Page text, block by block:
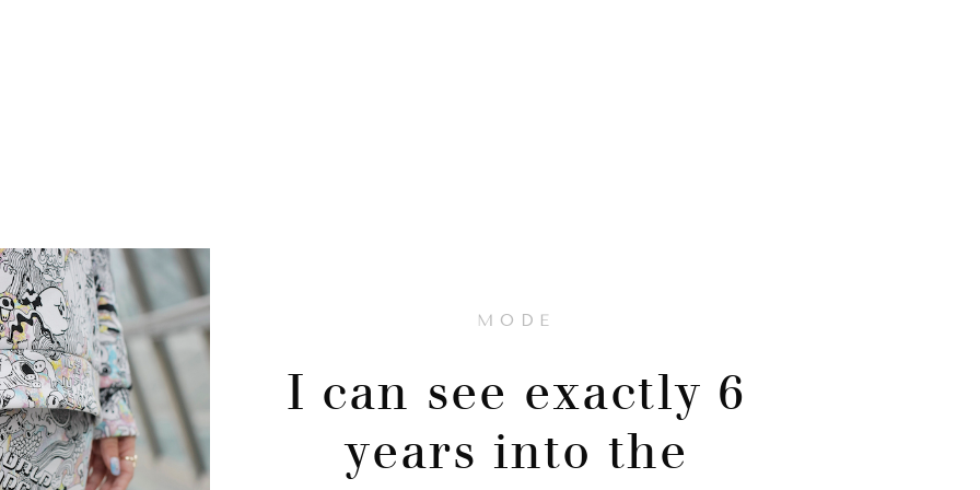
MODE
I can see exactly 6
years into the